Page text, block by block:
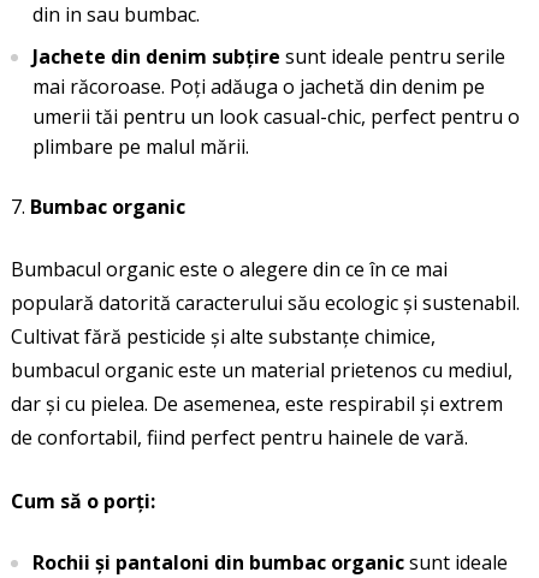
din in sau bumbac.
Jachete din denim subțire sunt ideale pentru serile
mai răcoroase. Poți adăuga o jachetă din denim pe
umerii tăi pentru un look casual-chic, perfect pentru o
plimbare pe malul mării.
Bumbac organic
Bumbacul organic este o alegere din ce în ce mai
populară datorită caracterului său ecologic și sustenabil.
Cultivat fără pesticide și alte substanțe chimice,
bumbacul organic este un material prietenos cu mediul,
dar și cu pielea. De asemenea, este respirabil și extrem
de confortabil, fiind perfect pentru hainele de vară.
Cum să o porți:
Rochii și pantaloni din bumbac organicsunt ideale